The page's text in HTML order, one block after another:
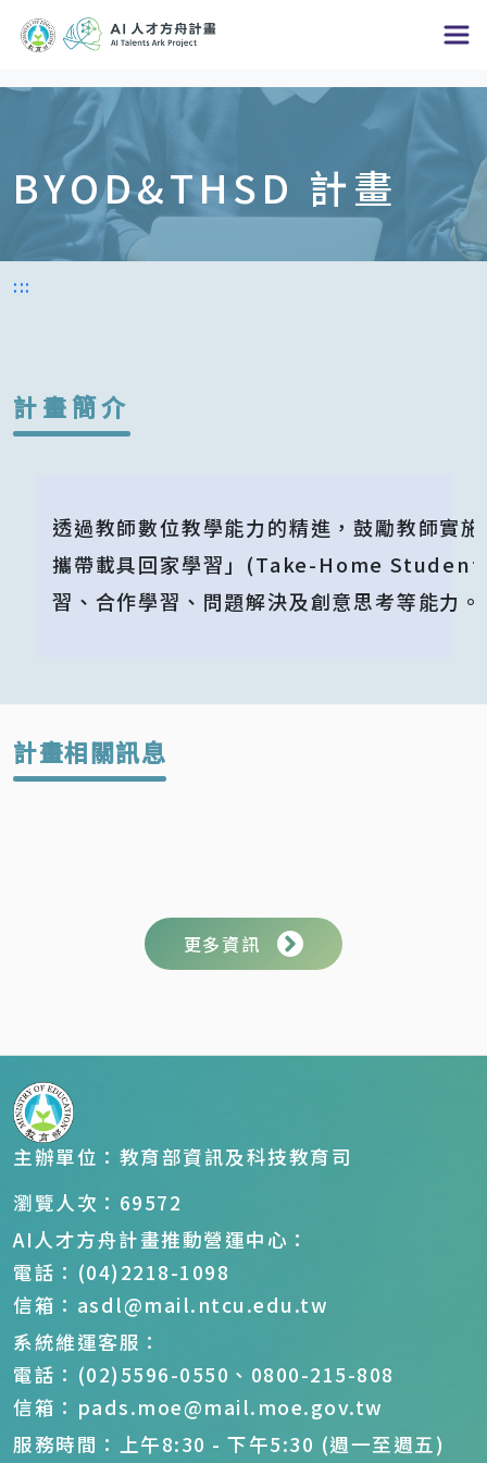
跳
容
區
BYOD&THSD 計畫
:::
計畫簡介
透過教師數位教學能力的精進，鼓勵教師
攜帶載具回家學習」(Take-Home Student
習、合作學習、問題解決及創意思考等能力。
計畫相關訊息
更多資訊
主辦單位：教育部資訊及科技教育司
瀏覽人次：69572
AI人才方舟計畫推動營運中心：
電話：(04)2218-1098
信箱：asdl@mail.ntcu.edu.tw
系統維運客服：
電話：(02)5596-0550、0800-215-808
信箱：pads.moe@mail.moe.gov.tw
服務時間：上午8:30 - 下午5:30 (週一至週五)